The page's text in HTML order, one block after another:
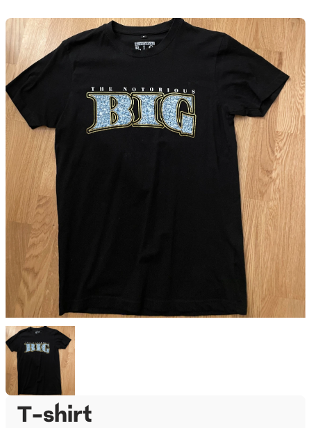
T-shirt